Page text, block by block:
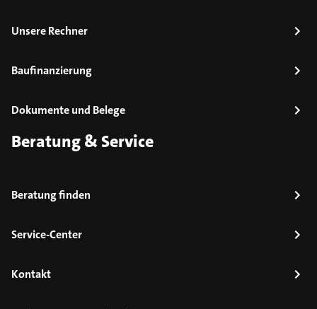
Unsere Rechner
Baufinanzierung
Dokumente und Belege
Beratung & Service
Beratung finden
Service-Center
Kontakt